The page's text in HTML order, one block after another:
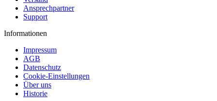
Ansprechpartner
Support
Informationen
Impressum
AGB
Datenschutz
Cookie-Einstellungen
Über uns
Historie